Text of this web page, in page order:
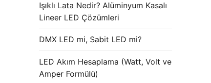
Işıklı Lata Nedir? Alüminyum Kasalı
Lineer LED Çözümleri
DMX LED mi, Sabit LED mi?
LED Akım Hesaplama (Watt, Volt ve
Amper Formülü)